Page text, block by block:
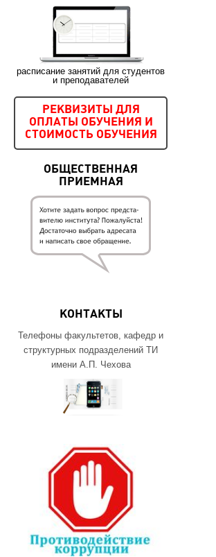
расписание занятий для студентов
и преподавателей
РЕКВИЗИТЫ ДЛЯ
ОПЛАТЫ ОБУЧЕНИЯ И
СТОИМОСТЬ ОБУЧЕНИЯ
ОБЩЕСТВЕННАЯ
ПРИЕМНАЯ
КОНТАКТЫ
Телефоны факультетов, кафедр и
структурных подразделений ТИ
имени А.П. Чехова